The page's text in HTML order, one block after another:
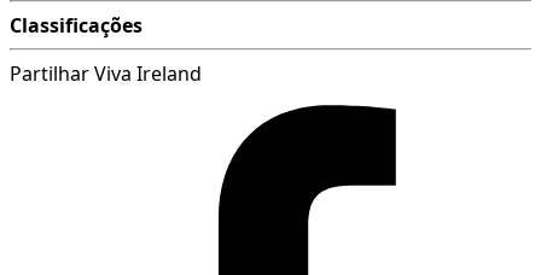
Classificações
Partilhar Viva Ireland